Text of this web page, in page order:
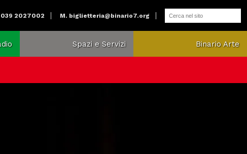
039 2027002 M. biglietteria@binario7.org
Spazi e Servizi Binario Arte